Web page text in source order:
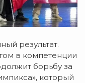
результат.
в компетенции
борьбу за
который